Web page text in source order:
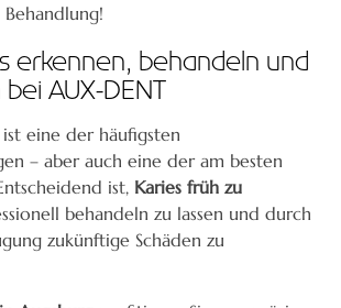
erkennen, behandeln und
AUX-DENT
ist eine der häufigsten
– aber auch eine der am besten
ist, Karies früh zu
behandeln zu lassen und durch
zukünftige Schäden zu